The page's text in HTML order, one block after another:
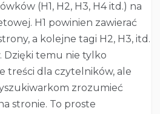
(H1, H2, H3, H4 itd.) na
H1 powinien zawierać
a kolejne tagi H2, H3, itd.
Dzięki temu nie tylko
treści dla czytelników, ale
zrozumieć
stronie. To proste